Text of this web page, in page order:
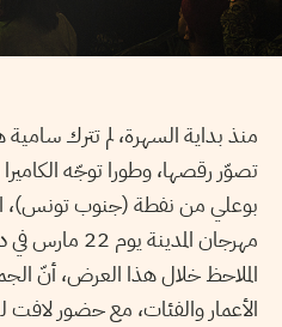
منذ بداية السهرة، لم تترك
تصوّر رقصها، وطورا توجّه
بوعلي من نفطة (جنوب تونس)،
مهرجان
الملاحظ خلال هذا العرض، أنّ
الأعمار والفئات، مع حضور